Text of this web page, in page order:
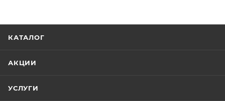
КАТАЛОГ
АКЦИИ
УСЛУГИ